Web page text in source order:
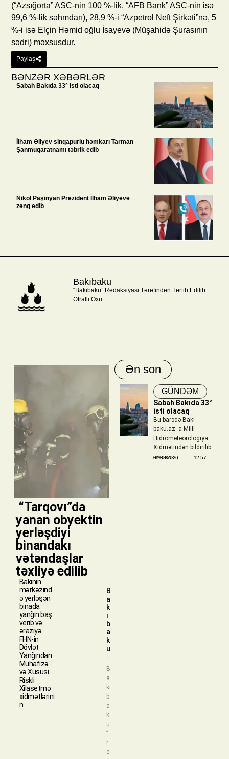
(“Azsığorta” ASC-nin 100 %-lik, “AFB Bank” ASC-nin isə
99,6 %-lik səhmdarı), 28,9 %-i “Azpetrol Neft Şirkəti”nə, 5
%-i isə Elçin Həmid oğlu İsayevə (Müşahidə Şurasının
sədri) məxsusdur.
Paylaş
BƏNZƏR XƏBƏRLƏR
Sabah Bakıda 33° isti olacaq
İlham Əliyev sinqapurlu həmkarı Tarman
Şanmuqaratnamı təbrik edib
Nikol Paşinyan Prezident İlham Əliyevə
zəng edib
Bakıbaku
“Bakıbaku” Redaksiyası Tərəfindən Tərtib Edilib
Ətraflı Oxu
​ “Tarqovı”da
yanan obyektin
yerləşdiyi
binandakı
vətəndaşlar
təxliyə edilib
Bakının
mərkəzind
ə yerləşən
binada
yanğın baş
verib və
əraziyə
FHN-in
Dövlət
Yanğından
Mühafizə
və Xüsusi
Riskli
Xilasetmə
xidmətlərini
n
B
a
k
ı
b
a
k
u
“
B
a
kı
b
a
k
u
”
r
e
Ən son
GÜNDƏM
Sabah Bakıda 33°
isti olacaq
Bu barədə Baki-
baku.az -a Milli
Hidrometeorologiya
Xidmətindən bildirilib
BAKIBAKU
09/08/2026 12:57